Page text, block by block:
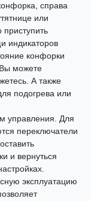
справа
или
приступить
индикаторов
конфорки
можете
А также
подогрева или
управления. Для
переключатели
и вернуться
эксплуатацию